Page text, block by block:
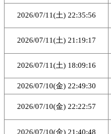
2026/07/11(土) 22:35:56
2026/07/11(土) 21:19:17
2026/07/11(土) 18:09:16
2026/07/10(金) 22:49:30
2026/07/10(金) 22:22:57
2026/07/10(金) 21:40:48